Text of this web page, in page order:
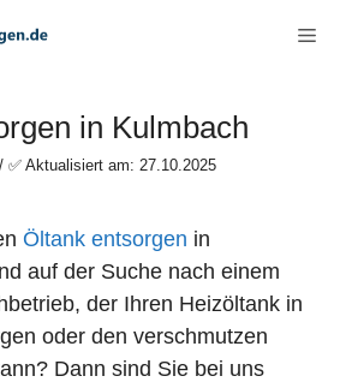
in Kulmbach
Aktualisiert am: 27.10.2025
Öltank entsorgen in
auf der Suche nach einem
der Ihren Heizöltank in
oder den verschmutzen
Dann sind Sie bei uns